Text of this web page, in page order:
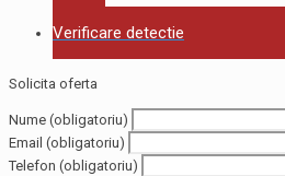
Verificare detectie
Solicita oferta
Nume (obligatoriu)
Email (obligatoriu)
Telefon (obligatoriu)